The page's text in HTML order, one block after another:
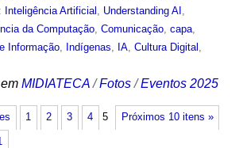
Inteligência Artificial , Understanding AI ,
da Computação, Comunicação, capa,
Informação, Indígenas, IA, Cultura Digital ,
MIDIATECA /Fotos /Eventos 2025
Próximos 10 itens »
1 2 3 4 5